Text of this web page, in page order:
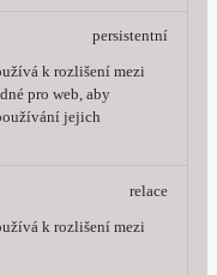
k rozlišení mezi
pro web, aby
jejich
persistentní
k rozlišení mezi
relace